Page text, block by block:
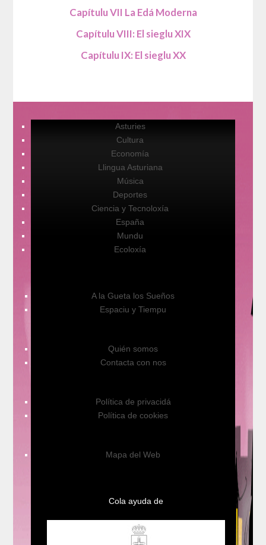
Capítulu VII La Edá Moderna
Capítulu VIII: El sieglu XIX
Capítulu IX: El sieglu XX
Asturies
Cultura
Economía
Llingua Asturiana
Música
Deportes
Ciencia y Tecnoloxía
España
Mundu
Ecoloxía
A la Gueta los Sueños
Espaciu y Tiempu
Quién somos
Contacta con nos
Política de privacidá
Política de cookies
Mapa del Web
Cola ayuda de